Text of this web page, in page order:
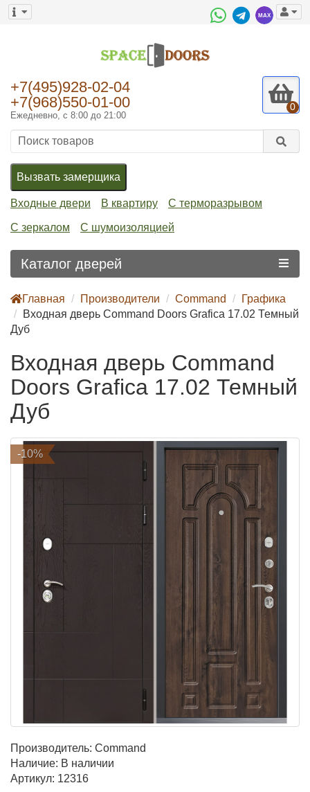
+7(495)928-02-04
+7(968)550-01-00
Ежедневно, с 8:00 до 21:00
0
Вызвать замерщика
Входные двери В квартиру С терморазрывом
С зеркалом С шумоизоляцией
Каталог дверей
Главная Производители Command
Графика
Входная дверь Command Doors Grafica 17.02 Темный
Дуб
Входная дверь Command
Doors Grafica 17.02 Темный
Дуб
-10%
Производитель: Command
Наличие: В наличии
Артикул: 12316